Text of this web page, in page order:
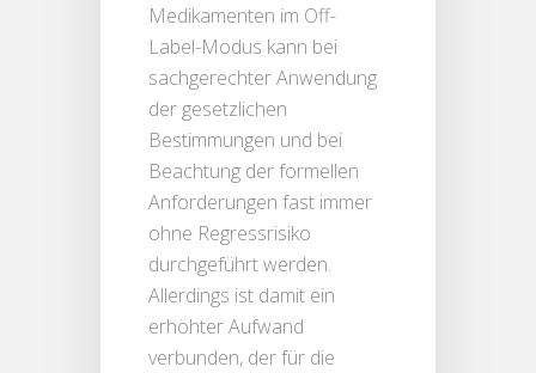
Medikamenten im Off-
Label-Modus kann bei
sachgerechter Anwendung
der gesetzlichen
Bestimmungen und bei
Beachtung der formellen
Anforderungen fast immer
ohne Regressrisiko
durchgeführt werden.
Allerdings ist damit ein
erhöhter Aufwand
verbunden, der für die